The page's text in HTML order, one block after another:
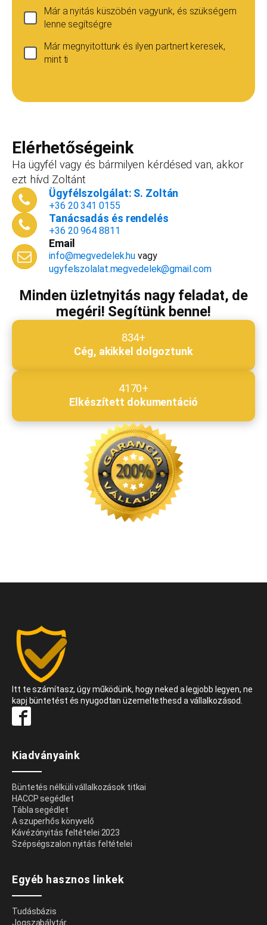
Már a nyitás küszöbén vagyunk, és szükségem
lenne segítségre
Már megnyitottunk és ilyen partnert keresek,
mint ti
vállalkozást, ezt az összeget le tudjuk vonni a
dokumentációk, engedélyek árából így végül
is, ha nyitsz valamit, a konzultáció díjmentes.
Telefonszám
Email cím*
Megjegyzés*
Elérhetőségeink
Ha ügyfél vagy és bármilyen kérdésed van, akkor
ezt hívd Zoltánt
Ügyfélszolgálat: S. Zoltán
+36 20 341 0155
Tanácsadás és rendelés
+36 20 964 8811
Email
info@megvedelek.hu vagy
ugyfelszolalat.megvedelek@gmail.com
Minden üzletnyitás nagy feladat, de
megéri! Segítünk benne!
834+
Cég, akikkel dolgoztunk
4170+
Elkészített dokumentáció
Itt te számítasz, úgy működünk, hogy neked a legjobb legyen, ne
kapj büntetést és nyugodtan üzemeltethesd a vállalkozásod.
Kiadványaink
Büntetés nélküli vállalkozások titkai
HACCP segédlet
Tábla segédlet
A szuperhős könyvelő
Kávézónyitás feltételei 2023
Szépségszalon nyitás feltételei
Egyéb hasznos linkek
Tudásbázis
Jogszabálytár